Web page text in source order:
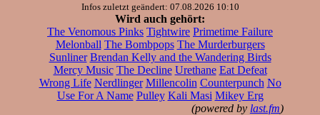
Infos zuletzt geändert: 07.08.2026 10:10
Wird auch gehört:
The Venomous Pinks Tightwire Primetime Failure
Melonball The Bombpops The Murderburgers
Sunliner Brendan Kelly and the Wandering Birds
Mercy Music The Decline Urethane Eat Defeat
Wrong Life Nerdlinger Millencolin Counterpunch No
Use For A Name Pulley Kali Masi Mikey Erg
(powered by last.fm)